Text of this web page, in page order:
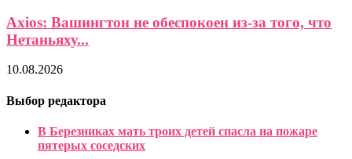
Axios: Вашингтон не обеспокоен из-за того, что
Нетаньяху...
10.08.2026
Выбор редактора
В Березниках мать троих детей спасла на пожаре
пятерых соседских